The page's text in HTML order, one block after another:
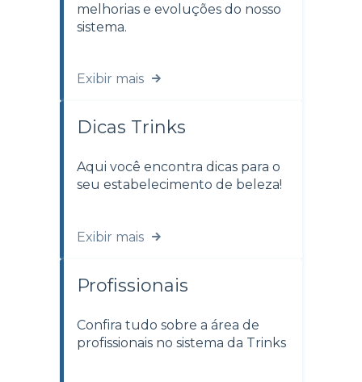
melhorias e evoluções do nosso
sistema.
Exibir mais
Dicas Trinks
Aqui você encontra dicas para o
seu estabelecimento de beleza!
Exibir mais
Profissionais
Confira tudo sobre a área de
profissionais no sistema da Trinks